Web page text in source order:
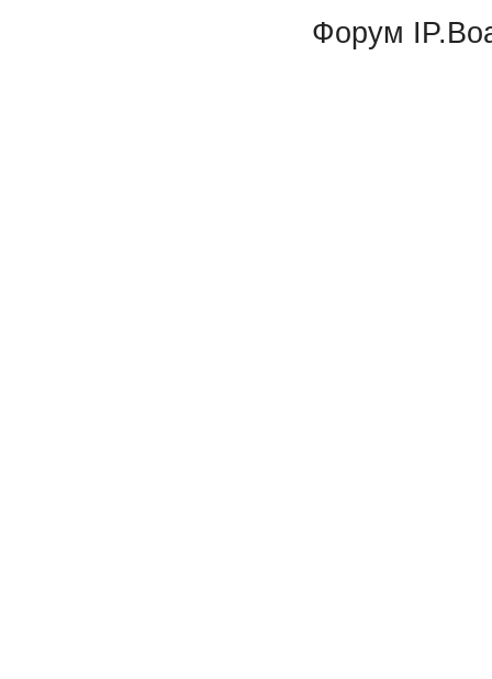
Форум